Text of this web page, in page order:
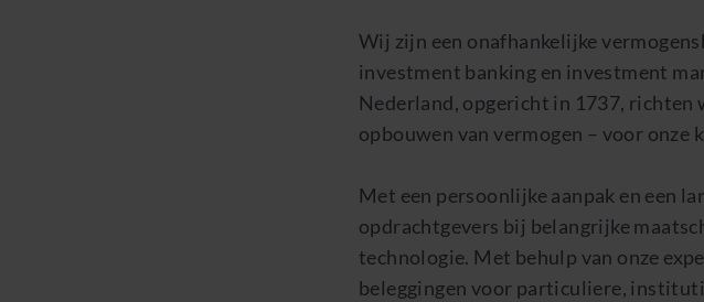
Wij zijn een onafhankelijke
investment banking en investment
Nederland, opgericht in 1737, richten
opbouwen van vermogen – voor onze
Met een persoonlijke aanpak en een
opdrachtgevers bij belangrijke
technologie. Met behulp van onze
beleggingen voor particuliere,